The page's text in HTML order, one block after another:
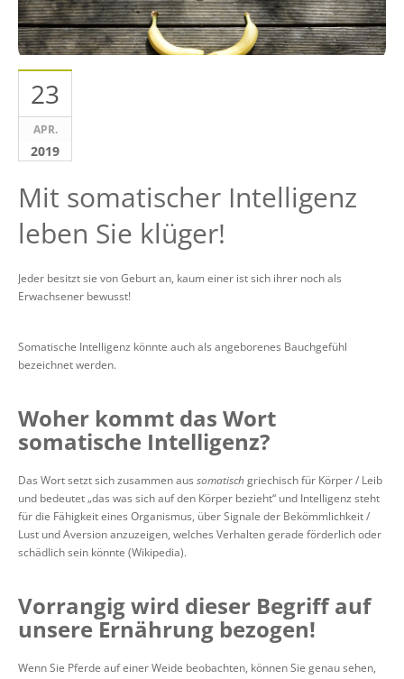
23
APR.
2019
Mit somatischer Intelligenz
leben Sie klüger!
Jeder besitzt sie von Geburt an, kaum einer ist sich ihrer noch als
Erwachsener bewusst!
Somatische Intelligenz könnte auch als angeborenes Bauchgefühl
bezeichnet werden.
Woher kommt das Wort
somatische Intelligenz?
Das Wort setzt sich zusammen aus somatischgriechisch für Körper / Leib
und bedeutet „das was sich auf den Körper bezieht“ und Intelligenz steht
für die Fähigkeit eines Organismus, über Signale der Bekömmlichkeit /
Lust und Aversion anzuzeigen, welches Verhalten gerade förderlich oder
schädlich sein könnte (Wikipedia).
Vorrangig wird dieser Begriff auf
unsere Ernährung bezogen!
Wenn Sie Pferde auf einer Weide beobachten, können Sie genau sehen,